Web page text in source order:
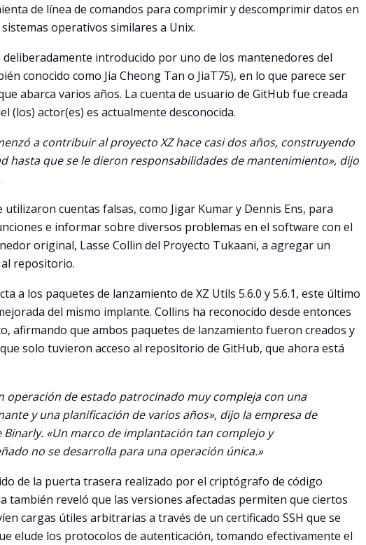
de línea de comandos para comprimir y descomprimir datos en
operativos similares a Unix.
deliberadamente introducido por uno de los mantenedores del
conocido como Jia Cheong Tan o JiaT75), en lo que parece ser
abarca varios años. La cuenta de usuario de GitHub fue creada
(los) actor(es) es actualmente desconocida.
a contribuir al proyecto XZ hace casi dos años, construyendo
hasta que se le dieron responsabilidades de mantenimiento», dijo
utilizaron cuentas falsas, como Jigar Kumar y Dennis Ens, para
e informar sobre diversos problemas en el software con el
original, Lasse Collin del Proyecto Tukaani, a agregar un
repositorio.
a los paquetes de lanzamiento de XZ Utils 5.6.0 y 5.6.1, este último
del mismo implante. Collins ha reconocido desde entonces
afirmando que ambos paquetes de lanzamiento fueron creados y
solo tuvieron acceso al repositorio de GitHub, que ahora está
operación de estado patrocinado muy compleja con una
y una planificación de varios años», dijo la empresa de
«Un marco de implantación tan complejo y
no se desarrolla para una operación única.»
de la puerta trasera realizado por el criptógrafo de código
también reveló que las versiones afectadas permiten que ciertos
cargas útiles arbitrarias a través de un certificado SSH que se
elude los protocolos de autenticación, tomando efectivamente el